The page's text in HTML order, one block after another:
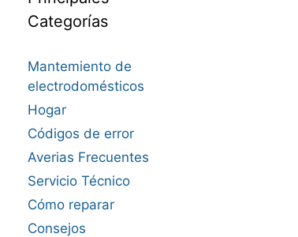
Categorías
Mantemiento de
electrodomésticos
Hogar
Códigos de error
Averias Frecuentes
Servicio Técnico
Cómo reparar
Consejos